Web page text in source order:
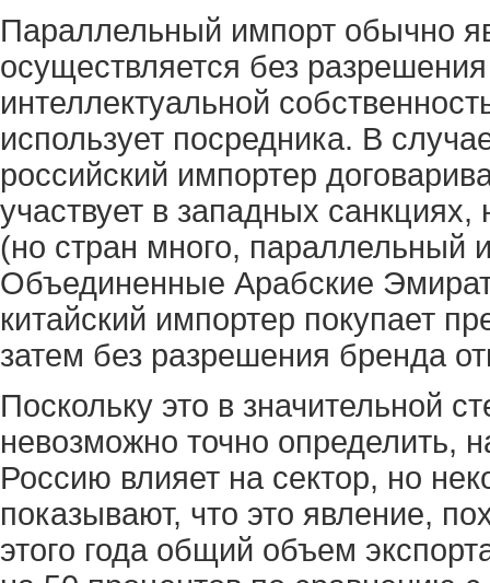
Параллельный импорт обычно
осуществляется без разрешения
интеллектуальной
использует посредника. В
российский импортер
участвует в западных
(но стран много, параллельный
Объединенные Арабские
китайский импортер покупает
затем без разрешения бренда
Поскольку это в значительной
невозможно точно определить,
Россию влияет на сектор, но
показывают, что это явление,
этого года общий объем